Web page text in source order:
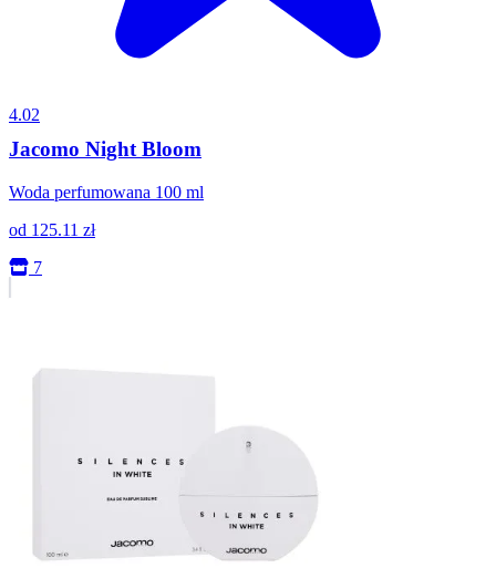
4.02
Jacomo Night Bloom
Woda perfumowana 100 ml
od 125.11 zł
7